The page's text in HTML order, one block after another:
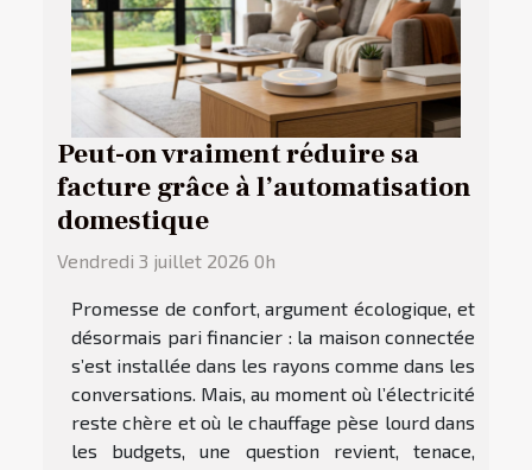
Peut-on vraiment réduire sa
facture grâce à l’automatisation
domestique
Vendredi 3 juillet 2026 0h
Promesse de confort, argument écologique, et
désormais pari financier : la maison connectée
s’est installée dans les rayons comme dans les
conversations. Mais, au moment où l’électricité
reste chère et où le chauffage pèse lourd dans
les budgets, une question revient, tenace,